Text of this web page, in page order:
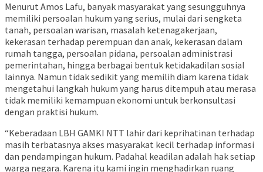
Menurut Amos Lafu, banyak masyarakat yang sesungguhnya
memiliki persoalan hukum yang serius, mulai dari sengketa
tanah, persoalan warisan, masalah ketenagakerjaan,
kekerasan terhadap perempuan dan anak, kekerasan dalam
rumah tangga, persoalan pidana, persoalan administrasi
pemerintahan, hingga berbagai bentuk ketidakadilan sosial
lainnya. Namun tidak sedikit yang memilih diam karena tidak
mengetahui langkah hukum yang harus ditempuh atau merasa
tidak memiliki kemampuan ekonomi untuk berkonsultasi
dengan praktisi hukum.
“Keberadaan LBH GAMKI NTT lahir dari keprihatinan terhadap
masih terbatasnya akses masyarakat kecil terhadap informasi
dan pendampingan hukum. Padahal keadilan adalah hak setiap
warga negara. Karena itu kami ingin menghadirkan ruang